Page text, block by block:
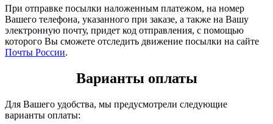
При отправке посылки наложенным платежом, на номер
Вашего телефона, указанного при заказе, а также на Вашу
электронную почту, придет код отправления, с помощью
которого Вы сможете отследить движение посылки на сайте
Почты России.
Варианты оплаты
Для Вашего удобства, мы предусмотрели следующие
варианты оплаты: